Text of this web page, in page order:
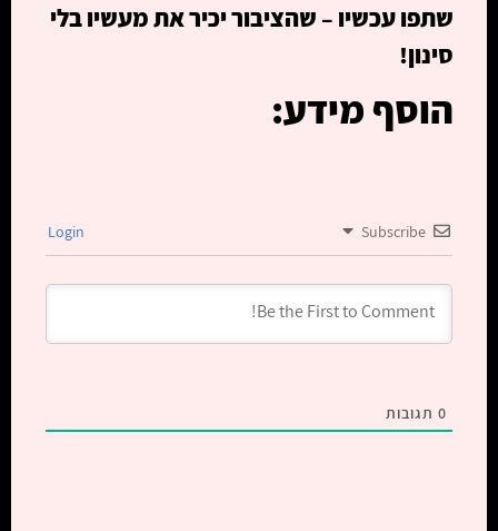
שתפו עכשיו – שהציבור יכיר את מעשיו בלי
סינון!
הוסף מידע:
Subscribe
0 תגובות